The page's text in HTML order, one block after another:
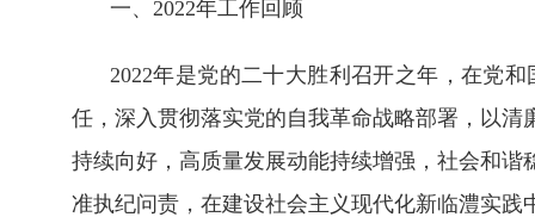
一、2022年工作回顾
2022年是党的二十大胜利召开之年，在党
任，深入贯彻落实党的自我革命战略部署，以
持续向好，高质量发展动能持续增强，社会和
准执纪问责，在建设社会主义现代化新临澧实践